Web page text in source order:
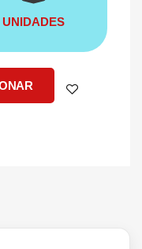
UNIDADES